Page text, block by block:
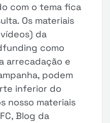
com o tema fica
Os materiais
da
como
arrecadação e
podem
inferior do
nosso materiais
Blog da